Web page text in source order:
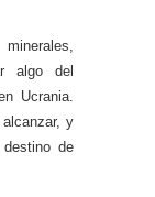
algo del
Ucrania.
y
de